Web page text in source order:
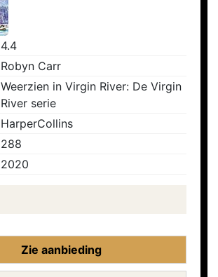
4.4
Robyn Carr
Weerzien in Virgin River: De Virgin
River serie
HarperCollins
288
2020
Zie aanbieding